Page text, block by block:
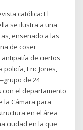
católica: El
se ilustra a una
enseñado a las
de coser
de ciertos
Eric Jones,
de 24
con el departamento
la Cámara para
en el área
ciudad en la que